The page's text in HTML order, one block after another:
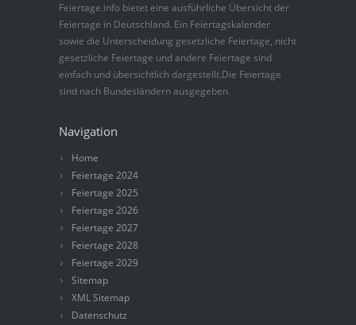
Feiertage.info bietet eine ausführliche Übersicht der
Feiertage in Deutschland. Ein Feiertagskalender
sowie die Unterscheidung gesetzliche Feiertage, nicht
gesetzliche Feiertage und andere Feiertage sind
einfach und übersichtlich dargestellt.Die Feiertage
sind nach Bundesländern ausgegeben.
Navigation
Home
Feiertage 2024
Feiertage 2025
Feiertage 2026
Feiertage 2027
Feiertage 2028
Feiertage 2029
Sitemap
XML Sitemap
Datenschutz